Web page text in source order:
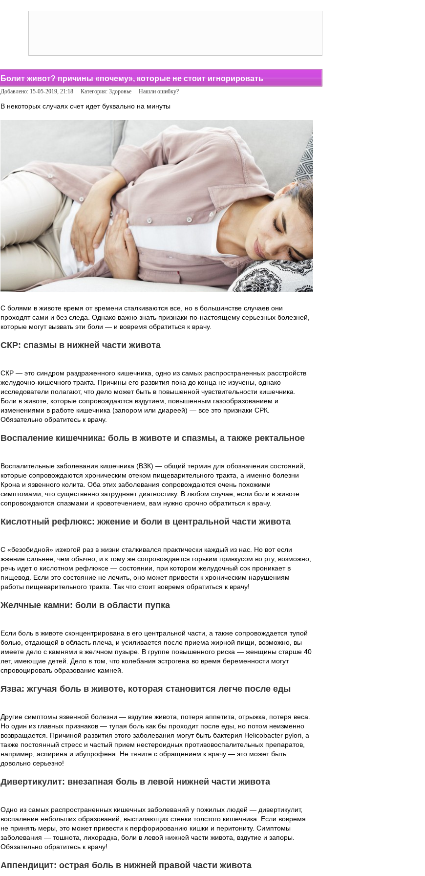
Болит живот? причины «почему», которые не стоит игнорировать
Добавлено: 15-05-2019, 21:18 Категория: Здоровье Нашли ошибку?
В некоторых случаях счет идет буквально на минуты
С болями в животе время от времени сталкиваются все, но в большинстве случаев они
проходят сами и без следа. Однако важно знать признаки по‑настоящему серьезных болезней,
которые могут вызвать эти боли — и вовремя обратиться к врачу.
СКР: спазмы в нижней части живота
СКР — это синдром раздраженного кишечника, одно из самых распространенных расстройств
желудочно-кишечного тракта. Причины его развития пока до конца не изучены, однако
исследователи полагают, что дело может быть в повышенной чувствительности кишечника.
Боли в животе, которые сопровождаются вздутием, повышенным газообразованием и
изменениями в работе кишечника (запором или диареей) — все это признаки СРК.
Обязательно обратитесь к врачу.
Воспаление кишечника: боль в животе и спазмы, а также ректальное
Воспалительные заболевания кишечника (ВЗК) — общий термин для обозначения состояний,
которые сопровождаются хроническим отеком пищеварительного тракта, а именно болезни
Крона и язвенного колита. Оба этих заболевания сопровождаются очень похожими
симптомами, что существенно затрудняет диагностику. В любом случае, если боли в животе
сопровождаются спазмами и кровотечением, вам нужно срочно обратиться к врачу.
Кислотный рефлюкс: жжение и боли в центральной части живота
С «безобидной» изжогой раз в жизни сталкивался практически каждый из нас. Но вот если
жжение сильнее, чем обычно, и к тому же сопровождается горьким привкусом во рту, возможно,
речь идет о кислотном рефлюксе — состоянии, при котором желудочный сок проникает в
пищевод. Если это состояние не лечить, оно может привести к хроническим нарушениям
работы пищеварительного тракта. Так что стоит вовремя обратиться к врачу!
Желчные камни: боли в области пупка
Если боль в животе сконцентрирована в его центральной части, а также сопровождается тупой
болью, отдающей в область плеча, и усиливается после приема жирной пищи, возможно, вы
имеете дело с камнями в желчном пузыре. В группе повышенного риска — женщины старше 40
лет, имеющие детей. Дело в том, что колебания эстрогена во время беременности могут
спровоцировать образование камней.
Язва: жгучая боль в животе, которая становится легче после еды
Другие симптомы язвенной болезни — вздутие живота, потеря аппетита, отрыжка, потеря веса.
Но один из главных признаков — тупая боль как бы проходит после еды, но потом неизменно
возвращается. Причиной развития этого заболевания могут быть бактерия Helicobacter pylori, а
также постоянный стресс и частый прием нестероидных противовоспалительных препаратов,
например, аспирина и ибупрофена. Не тяните с обращением к врачу — это может быть
довольно серьезно!
Дивертикулит: внезапная боль в левой нижней части живота
Одно из самых распространенных кишечных заболеваний у пожилых людей — дивертикулит,
воспаление небольших образований, выстилающих стенки толстого кишечника. Если вовремя
не принять меры, это может привести к перфорированию кишки и перитониту. Симптомы
заболевания — тошнота, лихорадка, боли в левой нижней части живота, вздутие и запоры.
Обязательно обратитесь к врачу!
Аппендицит: острая боль в нижней правой части живота